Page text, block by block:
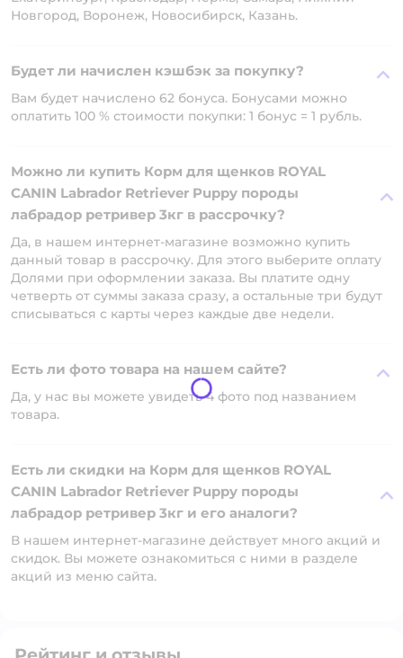
Новгород, Воронеж, Новосибирск, Казань.
Будет ли начислен кэшбэк за покупку?
Вам будет начислено 62 бонуса. Бонусами можно
оплатить 100 % стоимости покупки: 1 бонус = 1 рубль.
Можно ли купить Корм для щенков ROYAL
CANIN Labrador Retriever Puppy породы
лабрадор ретривер 3кг в рассрочку?
Да, в нашем интернет-магазине возможно купить
данный товар в рассрочку. Для этого выберите оплату
Долями при оформлении заказа. Вы платите одну
четверть от суммы заказа сразу, а остальные три будут
списываться с карты через каждые две недели.
Есть ли фото товара на нашем сайте?
Да, у нас вы можете увидеть 4 фото под названием
товара.
Есть ли скидки на Корм для щенков ROYAL
CANIN Labrador Retriever Puppy породы
лабрадор ретривер 3кг и его аналоги?
В нашем интернет-магазине действует много акций и
скидок. Вы можете ознакомиться с ними в разделе
акций из меню сайта.